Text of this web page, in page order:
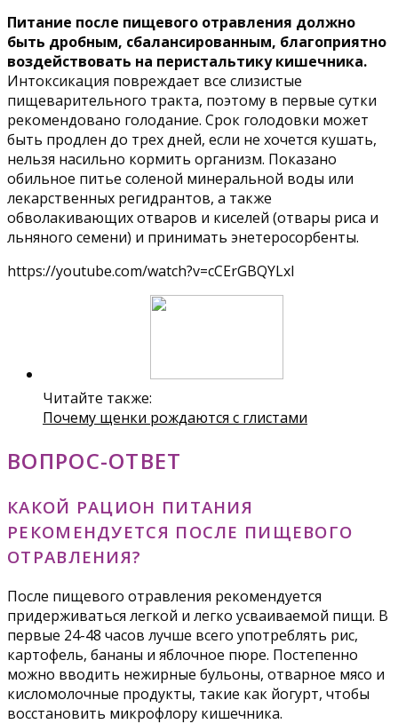
Питание после пищевого отравления должно
быть дробным, сбалансированным, благоприятно
воздействовать на перистальтику кишечника.
Интоксикация повреждает все слизистые
пищеварительного тракта, поэтому в первые сутки
рекомендовано голодание. Срок голодовки может
быть продлен до трех дней, если не хочется кушать,
нельзя насильно кормить организм. Показано
обильное питье соленой минеральной воды или
лекарственных регидрантов, а также
обволакивающих отваров и киселей (отвары риса и
льняного семени) и принимать энетеросорбенты.
https://youtube.com/watch?v=cCErGBQYLxI
Читайте также:
Почему щенки рождаются с глистами
ВОПРОС-ОТВЕТ
КАКОЙ РАЦИОН ПИТАНИЯ
РЕКОМЕНДУЕТСЯ ПОСЛЕ ПИЩЕВОГО
ОТРАВЛЕНИЯ?
После пищевого отравления рекомендуется
придерживаться легкой и легко усваиваемой пищи. В
первые 24-48 часов лучше всего употреблять рис,
картофель, бананы и яблочное пюре. Постепенно
можно вводить нежирные бульоны, отварное мясо и
кисломолочные продукты, такие как йогурт, чтобы
восстановить микрофлору кишечника.